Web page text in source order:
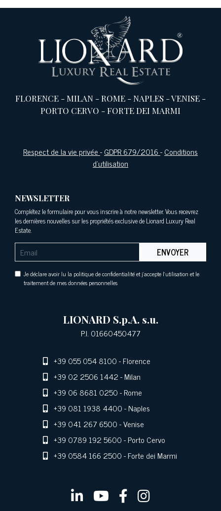
FLORENCE -MILAN -ROME -NAPLES -VENISE -
PORTO CERVO -FORTE DEI MARMI
Respect de la vie privée-GDPR 679/2016-Conditions
d'utilisation
NEWSLETTER
Complétez le formulaire pour vous inscrire à notre newsletter. Vous recevrez
les dernières nouvelles sur les propriétés exclusive de Lionard Luxury Real
Estate.
ENVOYER
Je déclare avoir lu la politique de confidentialité et j'accepte l'utilisation et le
traitement de mes données personnelles
LIONARD S.p.A. s.u.
P.I. 01660450477
+39 055 054 8100- Florence
+39 02 2506 1442- Milan
+39 06 8681 0250- Rome
+39 081 1938 4400- Naples
+39 041 267 6500- Venise
+39 0789 192 5600- Porto Cervo
+39 0584 166 2500- Forte dei Marmi